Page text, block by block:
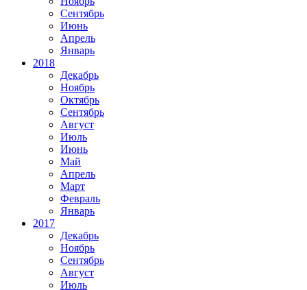
Сентябрь
Июнь
Апрель
Январь
2018
Декабрь
Ноябрь
Октябрь
Сентябрь
Август
Июль
Июнь
Май
Апрель
Март
Февраль
Январь
2017
Декабрь
Ноябрь
Сентябрь
Август
Июль